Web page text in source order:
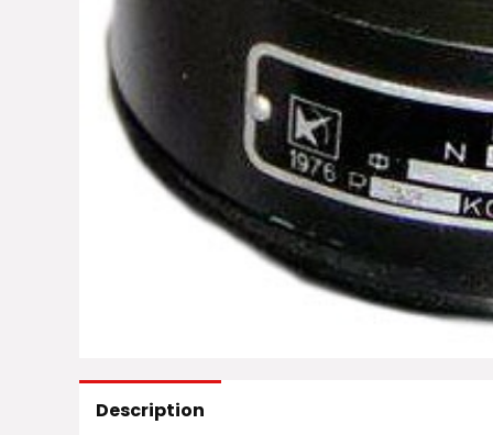
Description